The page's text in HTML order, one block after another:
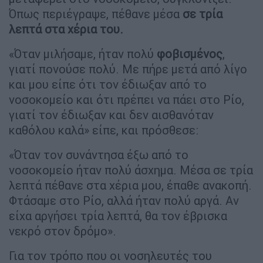
Όπως περιέγραψε, πέθανε μέσα σε τρία
λεπτά στα χέρια του.
«Όταν μιλήσαμε, ήταν πολύ φοβισμένος,
γιατί πονούσε πολύ. Με πήρε μετά από λίγο
και μου είπε ότι τον έδιωξαν από το
νοσοκομείο και ότι πρέπει να πάει στο Ρίο,
γιατί τον έδιωξαν και δεν αισθανόταν
καθόλου καλά» είπε, και πρόσθεσε:
«Όταν τον συνάντησα έξω από το
νοσοκομείο ήταν πολύ άσχημα. Μέσα σε τρία
λεπτά πέθανε στα χέρια μου, έπαθε ανακοπή.
Φτάσαμε στο Ρίο, αλλά ήταν πολύ αργά. Αν
είχα αργήσει τρία λεπτά, θα τον έβρισκα
νεκρό στον δρόμο».
Για τον τρόπο που οι νοσηλευτές του